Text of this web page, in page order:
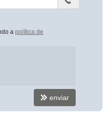
a política de
enviar